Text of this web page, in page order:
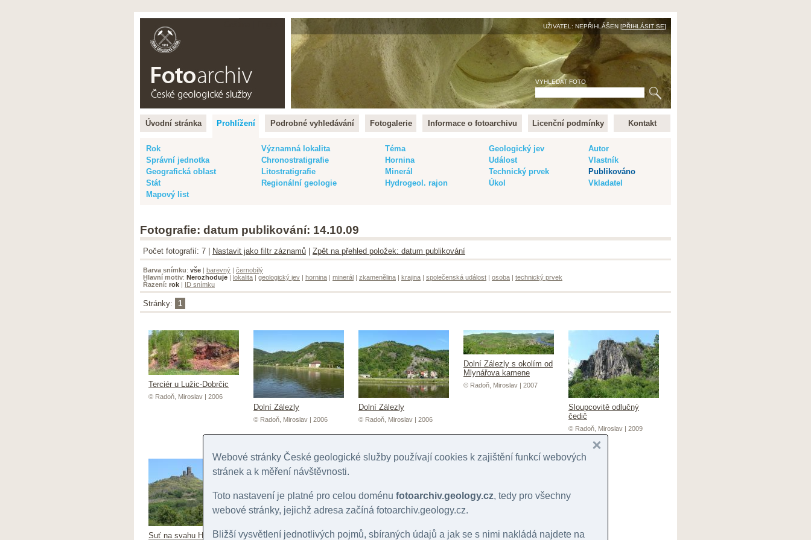
UŽIVATEL: NEPŘIHLÁŠEN [PŘIHLÁSIT SE]
VYHLEDAT FOTO
Úvodní stránka Prohlížení Podrobné vyhledávání Fotogalerie Informace o fotoarchivu Licenční podmínky Kontakt
Rok Významná lokalita Téma Geologický jev
Autor
Správní jednotka
Chronostratigrafie Hornina Událost
Vlastník
Geografická oblast
Litostratigrafie Minerál Technický prvek
Publikováno
Stát
Regionální geologie Hydrogeol. rajon Úkol
Vkladatel
Mapový list
Fotografie: datum publikování: 14.10.09
Počet fotografií: 7 | Nastavit jako filtr záznamů Zpět na přehled položek: datum publikování
Barva snímku: vše | barevný | černobílý
Hlavní motiv: Nerozhoduje | lokalita | geologický jev | hornina | minerál | zkamenělina | krajina | společenská událost | osoba | technický prvek
Řazení: rok | ID snímku
Stránky: 1
Terciér u Lužic-Dobrčic
© Radoň, Miroslav | 2006
Dolní Zálezly
© Radoň, Miroslav | 2006
Dolní Zálezly
© Radoň, Miroslav | 2006
Dolní Zálezly s okolím od
Mlynářova kamene
© Radoň, Miroslav | 2007
Sloupcovitě odlučný
čedič
© Radoň, Miroslav | 2009
Suť na svahu Hazmburku Hazmburk
Webové stránky České geologické služby používají cookies k zajištění funkcí webových
stránek a k měření návštěvnosti.
Toto nastavení je platné pro celou doménu fotoarchiv.geology.cz, tedy pro všechny
webové stránky, jejichž adresa začíná fotoarchiv.geology.cz.
Bližší vysvětlení jednotlivých pojmů, sbíraných údajů a jak se s nimi nakládá najdete na